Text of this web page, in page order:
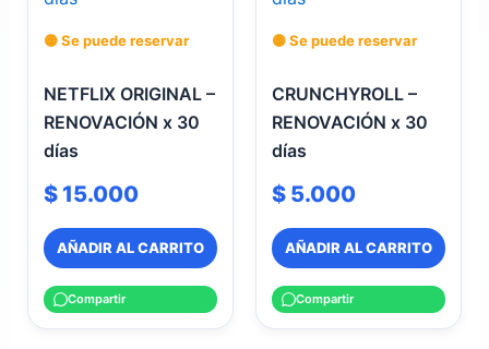
🟡 Se puede reservar
NETFLIX ORIGINAL –
RENOVACIÓN x 30
días
$15.000
AÑADIR AL CARRITO
Compartir
🟡 Se puede reservar
CRUNCHYROLL –
RENOVACIÓN x 30
días
$ 5.000
AÑADIR AL CARRITO
Compartir